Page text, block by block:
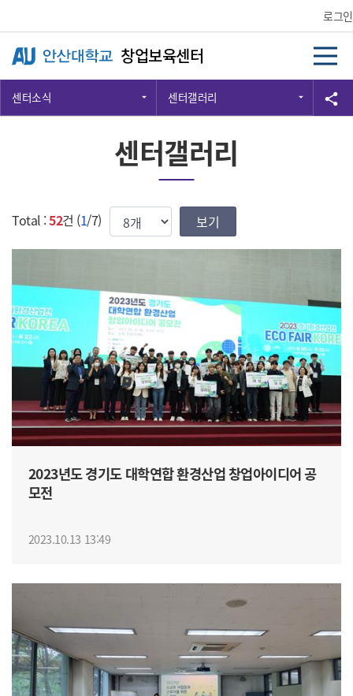
Skip Menu 로그인
창업보육센터
센터소식 센터갤러리 공
share
센터갤러리
Total :52건 (1/7) 한번에 보여질 게시물 갯수
2023년도 경기도 대학연합 환경산업 창업아이디어 공
모전
2023.10.13 13:49